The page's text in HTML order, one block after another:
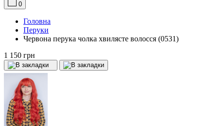
0
Головна
Перуки
Червона перука чолка хвилясте волосся (0531)
1 150 грн